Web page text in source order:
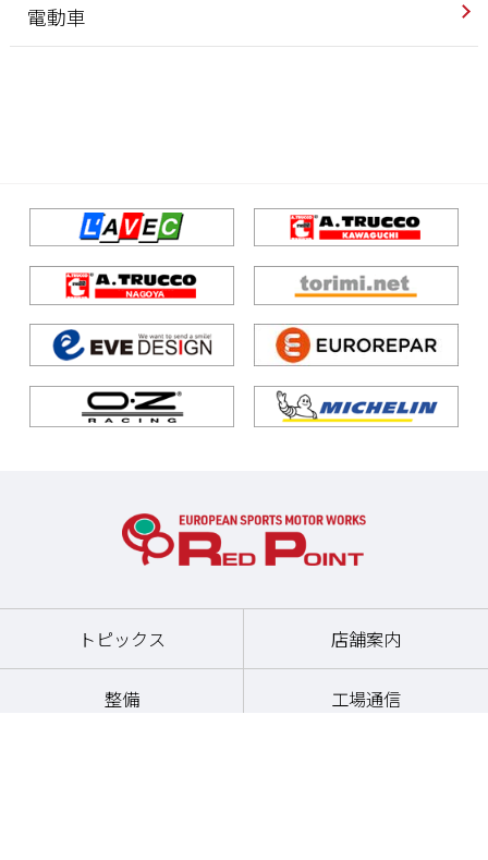
電動車
トピックス 店舗案内
整備 工場通信